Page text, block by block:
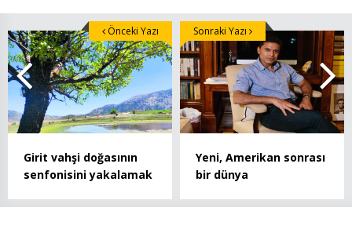
Girit vahşi doğasının
senfonisini yakalamak
Önceki Yazı
Yeni, Amerikan sonrası
bir dünya
Sonraki Yazı